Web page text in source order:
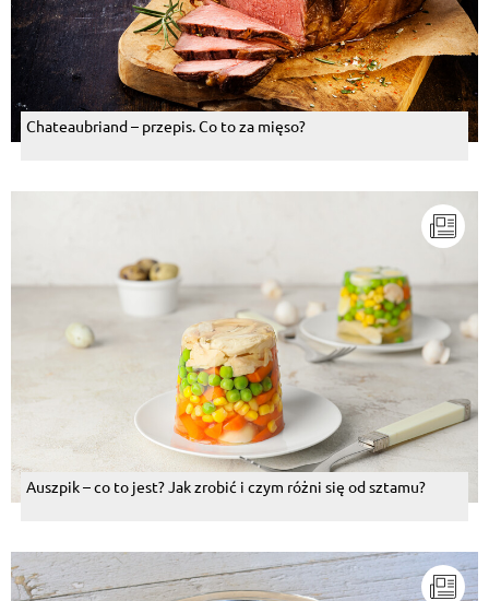
Chateaubriand – przepis. Co to za mięso?
Auszpik – co to jest? Jak zrobić i czym różni się od sztamu?